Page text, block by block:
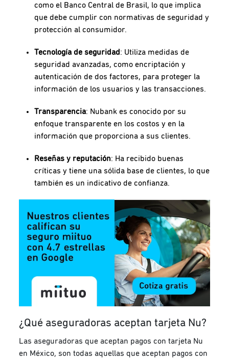
como el Banco Central de Brasil, lo que implica
que debe cumplir con normativas de seguridad y
protección al consumidor.
Tecnología de seguridad: Utiliza medidas de
seguridad avanzadas, como encriptación y
autenticación de dos factores, para proteger la
información de los usuarios y las transacciones.
Transparencia: Nubank es conocido por su
enfoque transparente en los costos y en la
información que proporciona a sus clientes.
Reseñas y reputación: Ha recibido buenas
críticas y tiene una sólida base de clientes, lo que
también es un indicativo de confianza.
¿Qué aseguradoras aceptan tarjeta Nu?
Las aseguradoras que aceptan pagos con tarjeta Nu
en México, son todas aquellas que aceptan pagos con